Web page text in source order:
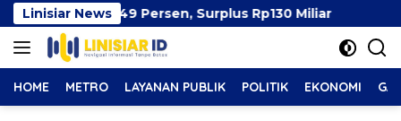
Langsung
ke
konten
Linisiar News
Capai 49 Persen, Surplus Rp130 Miliar
HOME METRO LAYANAN PUBLIK POLITIK EKONOMI